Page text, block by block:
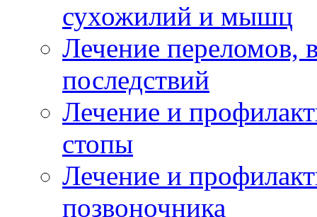
сухожилий и мышц
Лечение переломов,
последствий
Лечение и
стопы
Лечение и
позвоночника